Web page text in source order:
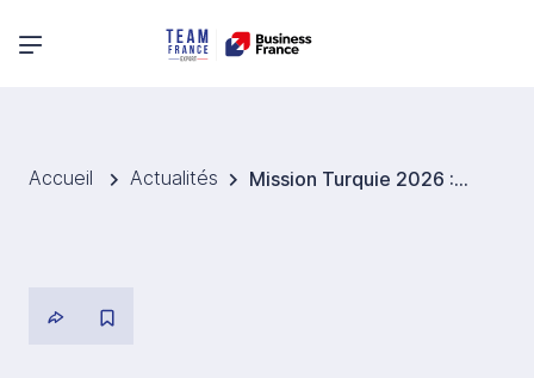
Menu principal
Accueil Actualités Mission Turquie 2026 : des résultats très prometteurs pour les entreprises d’Occitanie